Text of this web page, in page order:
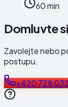
60 min
Domluvte
Zavolejte nebo
postupu.
+420 728